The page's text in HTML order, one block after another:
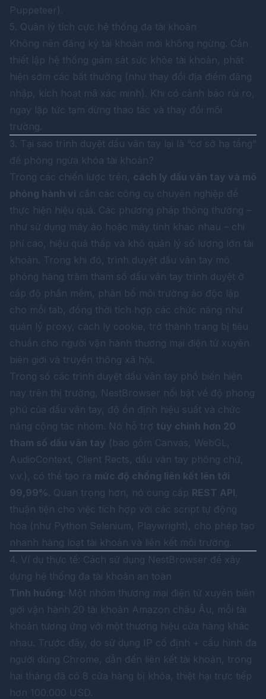
Puppeteer).
5. Quản lý tích cực hệ thống đa tài khoản
Không nên đăng ký tài khoản mới không ngừng. Cần
thiết lập hệ thống giám sát sức khỏe tài khoản, phát
hiện sớm các bất thường (như thay đổi địa điểm đăng
nhập, kích hoạt mã xác minh). Khi có cảnh báo rủi ro,
ngay lập tức tạm dừng thao tác và thay đổi môi
trường.
3. Tại sao trình duyệt dấu vân tay lại là “cơ sở hạ tầng”
để phòng ngừa khóa tài khoản?
Trong các chiến lược trên, cách ly dấu vân tay và mô
phỏng hành vi cần các công cụ chuyên nghiệp để
thực hiện hiệu quả. Các phương pháp thông thường –
như sử dụng máy ảo hoặc máy tính khác nhau – chi
phí cao, hiệu quả thấp và khó quản lý số lượng lớn tài
khoản. Trong khi đó, trình duyệt dấu vân tay mô
phỏng hàng trăm tham số dấu vân tay trình duyệt ở
cấp độ phần mềm, phân bổ môi trường ảo độc lập
cho mỗi tab, đồng thời tích hợp các chức năng như
quản lý proxy, cách ly cookie, trở thành trang bị tiêu
chuẩn cho người vận hành thương mại điện tử xuyên
biên giới và truyền thông xã hội.
Trong số các trình duyệt dấu vân tay phổ biến hiện
nay trên thị trường, NestBrowser nổi bật về độ phong
phú của dấu vân tay, độ ổn định hiệu suất và chức
năng cộng tác nhóm. Nó hỗ trợ tùy chỉnh hơn 20
tham số dấu vân tay (bao gồm Canvas, WebGL,
AudioContext, Client Rects, dấu vân tay phông chữ,
v.v.), có thể tạo ra mức độ chống liên kết lên tới
99,99% . Quan trọng hơn, nó cung cấp REST API,
thuận tiện cho việc tích hợp với các script tự động
hóa (như Python Selenium, Playwright), cho phép tạo
nhanh hàng loạt tài khoản và liên kết môi trường.
4. Ví dụ thực tế: Cách sử dụng NestBrowser để xây
dựng hệ thống đa tài khoản an toàn
Tình huống : Một nhóm thương mại điện tử xuyên biên
giới vận hành 20 tài khoản Amazon châu Âu, mỗi tài
khoản tương ứng với một thương hiệu cửa hàng khác
nhau. Trước đây, do sử dụng IP cố định + cấu hình đa
người dùng Chrome, dẫn đến liên kết tài khoản, trong
hai tháng đã có 8 cửa hàng bị khóa, thiệt hại trực tiếp
hơn 100.000 USD.